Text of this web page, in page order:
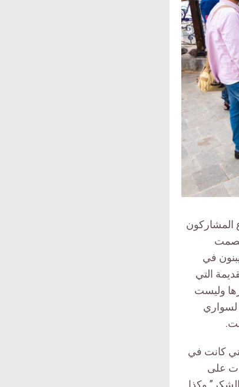
المشاركون
في
التي
وليست
لسواري
كانت في
على
وكذا